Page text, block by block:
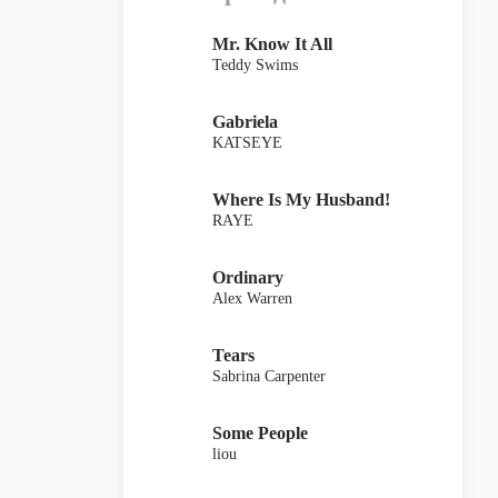
Mr. Know It All
Teddy Swims
Gabriela
KATSEYE
Where Is My Husband!
RAYE
Ordinary
Alex Warren
Tears
Sabrina Carpenter
Some People
liou